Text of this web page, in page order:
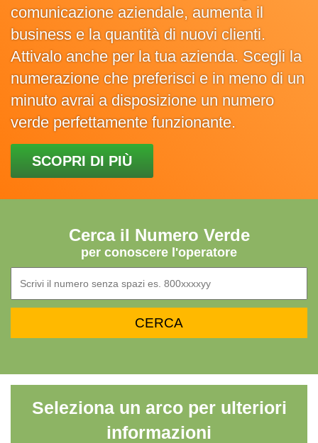
comunicazione aziendale, aumenta il
business e la quantità di nuovi clienti.
Attivalo anche per la tua azienda. Scegli la
numerazione che preferisci e in meno di un
minuto avrai a disposizione un numero
verde perfettamente funzionante.
SCOPRI DI PIÙ
Cerca il Numero Verde
per conoscere l'operatore
Seleziona un arco per ulteriori
informazioni